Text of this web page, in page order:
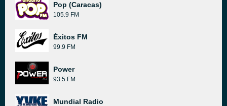
Pop (Caracas)
105.9 FM
Éxitos FM
99.9 FM
Power
93.5 FM
Mundial Radio